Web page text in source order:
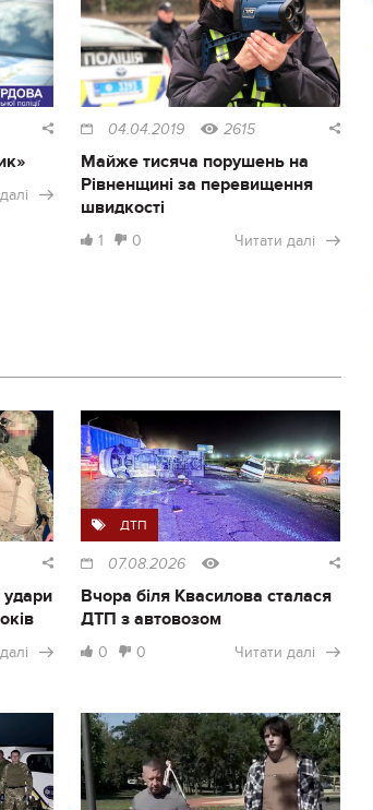
04.04.2019 2615
Майже тисяча порушень на
Рівненщині за перевищення
швидкості
1 0 Читати далі
ДТП
07.08.2026
Вчора біля Квасилова сталася
ДТП з автовозом
0 0 Читати далі